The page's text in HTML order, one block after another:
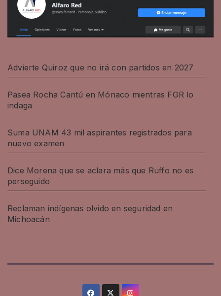
Advierte Quiroz que no irá con partidos en 2027
Pasea Rocha Cantú en Mónaco mientras FGR lo
indaga
Suma UNAM 43 mil aspirantes registrados para
nuevo examen
Dice Morena que se aclara más que Ruffo no es
perseguido
Reclaman indígenas olvido en seguridad en
Michoacán